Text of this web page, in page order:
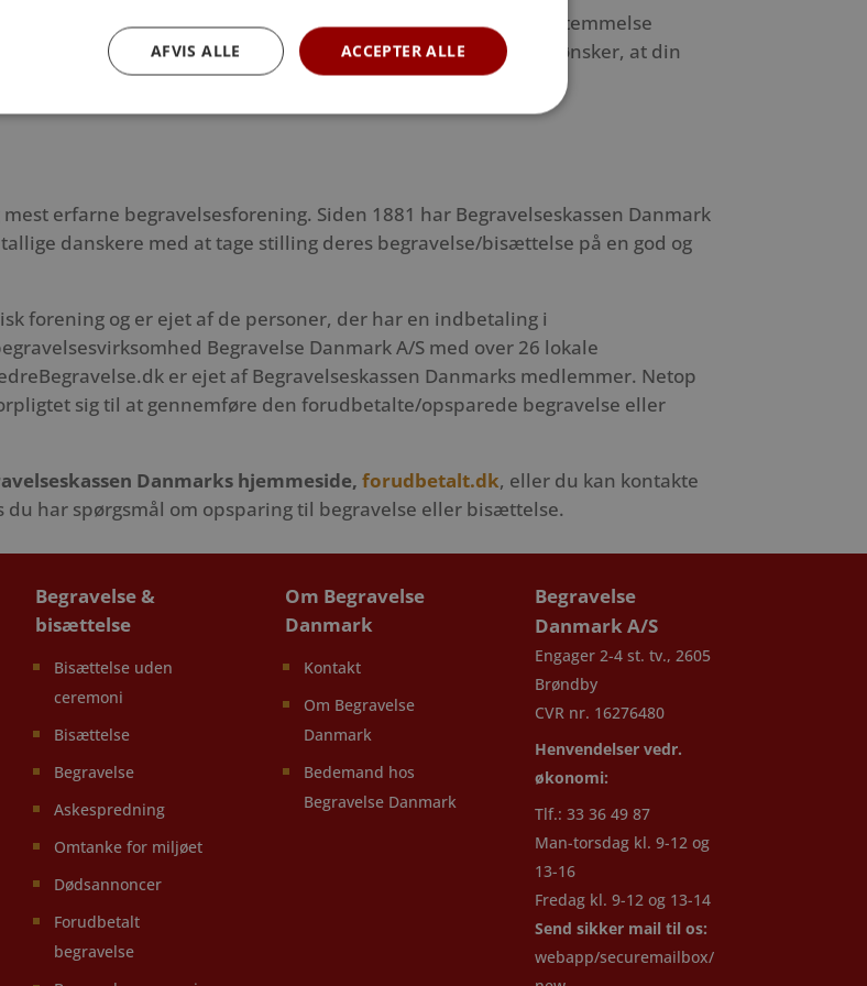
din sidste rejse og bruger begravelsesopsparingen i overensstemmelse
Sidste Vilje
. Dette dokument giver klarhed over, hvordan du ønsker, at din
undgår tvivl og usikkerhed i en svær tid.
erfarne begravelsesforening. Siden 1881 har Begravelseskassen Danmark
danskere med at tage stilling deres begravelse/bisættelse på en god og
forening og er ejet af de personer, der har en indbetaling i
Begravelse Danmark A/S med over 26 lokale
er ejet af Begravelseskassen Danmarks medlemmer. Netop
sig til at gennemføre den forudbetalte/opsparede begravelse eller
Danmarks hjemmeside, forudbetalt.dk, eller du kan kontakte
du har spørgsmål om opsparing til begravelse eller bisættelse.
Begravelse &
bisættelse
Bisættelse uden
ceremoni
Bisættelse
Begravelse
Askespredning
Omtanke for miljøet
Dødsannoncer
Forudbetalt
begravelse
Om Begravelse
Danmark
Kontakt
Om Begravelse
Danmark
Bedemand hos
Begravelse Danmark
Begravelse
Danmark A/S
Engager 2-4 st. tv., 2605
Brøndby
CVR nr. 16276480
Henvendelser vedr.
økonomi:
Tlf.: 33 36 49 87
Man-torsdag kl. 9-12 og
13-16
Fredag kl. 9-12 og 13-14
Send sikker mail til os:
webapp/securemailbox/
ACCEPTER ALLE
AFVIS ALLE